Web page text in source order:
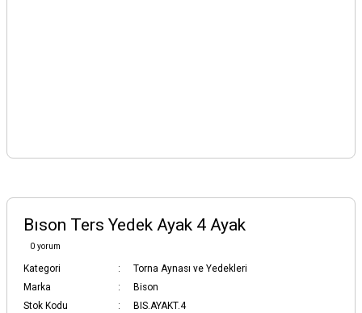
Bıson Ters Yedek Ayak 4 Ayak
0 yorum
Kategori
Torna Aynası ve Yedekleri
Marka
Bison
Stok Kodu
BIS.AYAKT.4